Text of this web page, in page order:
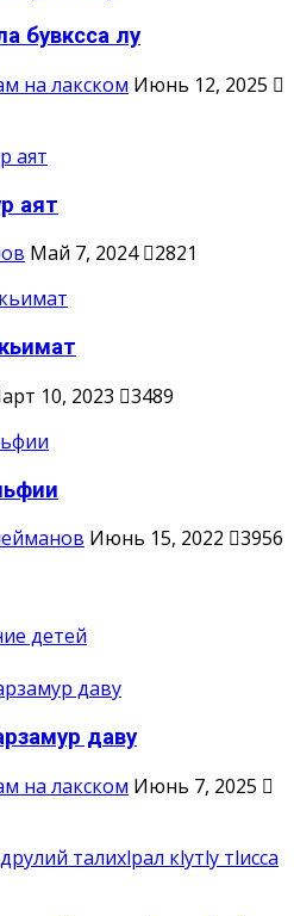
бувксса лу
на лакском Июнь 12, 2025
аят
Май 7, 2024 2821
10, 2023 3489
Июнь 15, 2022
3956
детей
даву
на лакском Июнь 7, 2025